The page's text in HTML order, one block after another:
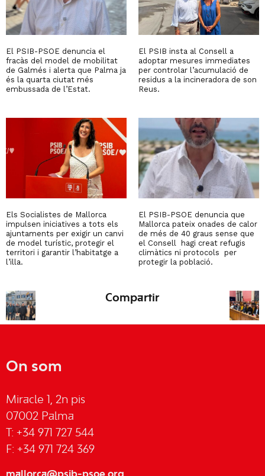
El PSIB-PSOE denuncia el
fracàs del model de mobilitat
de Galmés i alerta que Palma ja
és la quarta ciutat més
embussada de l’Estat.
El PSIB insta al Consell a
adoptar mesures immediates
per controlar l’acumulació de
residus a la incineradora de son
Reus.
Els Socialistes de Mallorca
impulsen iniciatives a tots els
ajuntaments per exigir un canvi
de model turístic, protegir el
territori i garantir l’habitatge a
l’illa.
El PSIB-PSOE denuncia que
Mallorca pateix onades de calor
de més de 40 graus sense que
el Consell hagi creat refugis
climàtics ni protocols per
protegir la població.
Compartir
On som
Miracle 1, 2n pis
07002 Palma
T: +34 971 727 544
F: +34 971 724 369